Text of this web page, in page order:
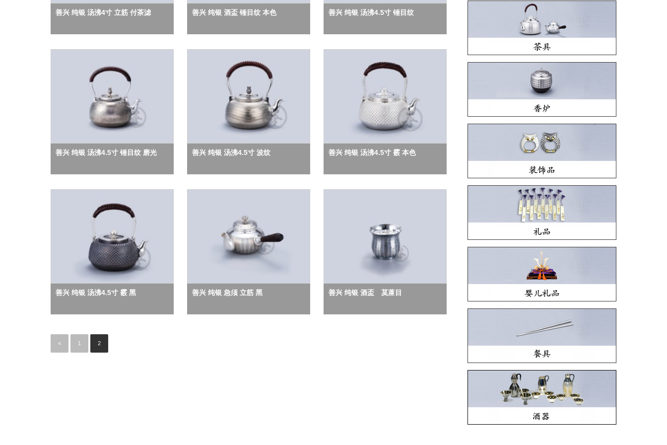
善兴 纯银 汤沸4寸 立筋 付茶滤 善兴 纯银 酒盃 锤目纹 本色 善兴 纯银 汤沸4.5寸 锤目纹
善兴 纯银 汤沸4.5寸 锤目纹 磨光 善兴 纯银 汤沸4.5寸 波纹 善兴 纯银 汤沸4.5寸 霰 本色
善兴 纯银 汤沸4.5寸 霰 黑 善兴 纯银 急须 立筋 黑 善兴 纯银 酒盃 茣蓙目
« 1 2